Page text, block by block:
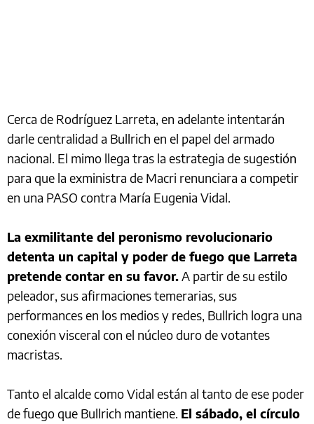
Cerca de Rodríguez Larreta, en adelante intentarán
darle centralidad a Bullrich en el papel del armado
nacional. El mimo llega tras la estrategia de sugestión
para que la exministra de Macri renunciara a competir
en una PASO contra María Eugenia Vidal.
La exmilitante del peronismo revolucionario
detenta un capital y poder de fuego que Larreta
pretende contar en su favor.A partir de su estilo
peleador, sus afirmaciones temerarias, sus
performances en los medios y redes, Bullrich logra una
conexión visceral con el núcleo duro de votantes
macristas.
Tanto el alcalde como Vidal están al tanto de ese poder
de fuego que Bullrich mantiene. El sábado, el círculo